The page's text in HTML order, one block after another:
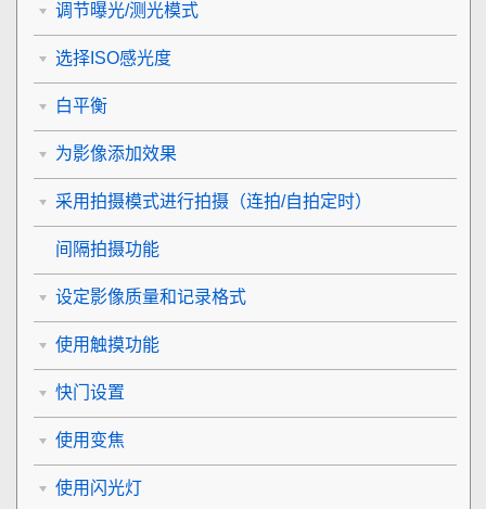
调节曝光/测光模式
选择ISO感光度
白平衡
为影像添加效果
采用拍摄模式进行拍摄（连拍/自拍定时）
间隔拍摄功能
设定影像质量和记录格式
使用触摸功能
快门设置
使用变焦
使用闪光灯